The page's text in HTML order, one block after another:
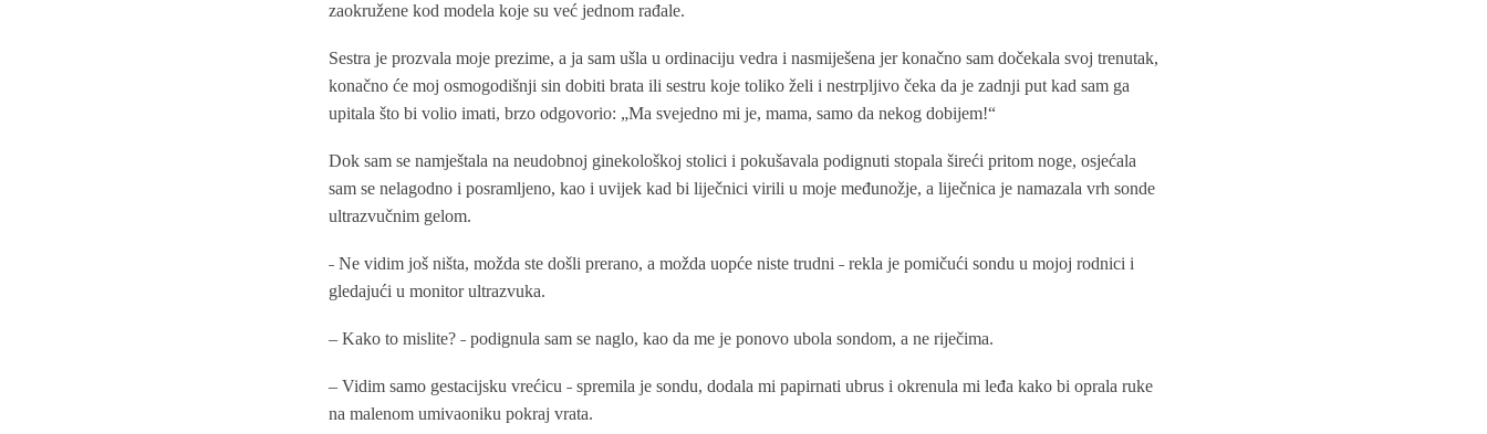
zaokružene kod modela koje su već jednom rađale.
Sestra je prozvala moje prezime, a ja sam ušla u ordinaciju vedra i nasmiješena jer konačno sam dočekala svoj trenutak,
konačno će moj osmogodišnji sin dobiti brata ili sestru koje toliko želi i nestrpljivo čeka da je zadnji put kad sam ga
upitala što bi volio imati, brzo odgovorio: „Ma svejedno mi je, mama, samo da nekog dobijem!“
Dok sam se namještala na neudobnoj ginekološkoj stolici i pokušavala podignuti stopala šireći pritom noge, osjećala
sam se nelagodno i posramljeno, kao i uvijek kad bi liječnici virili u moje međunožje, a liječnica je namazala vrh sonde
ultrazvučnim gelom.
˗ Ne vidim još ništa, možda ste došli prerano, a možda uopće niste trudni ˗ rekla je pomičući sondu u mojoj rodnici i
gledajući u monitor ultrazvuka.
– Kako to mislite? ˗ podignula sam se naglo, kao da me je ponovo ubola sondom, a ne riječima.
– Vidim samo gestacijsku vrećicu ˗ spremila je sondu, dodala mi papirnati ubrus i okrenula mi leđa kako bi oprala ruke
na malenom umivaoniku pokraj vrata.